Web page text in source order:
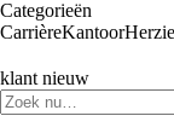
Categorieën
CarrièreKantoor
klant nieuw